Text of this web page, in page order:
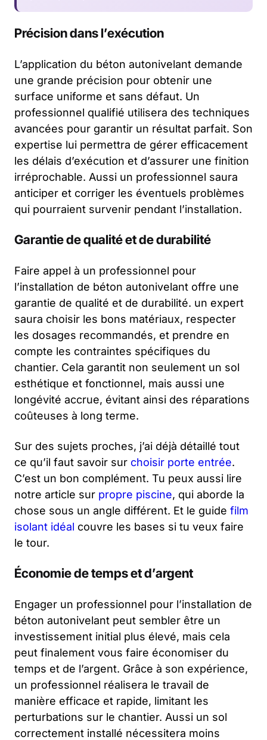
Précision dans l’exécution
L’application du béton autonivelant demande
une grande précision pour obtenir une
surface uniforme et sans défaut. Un
professionnel qualifié utilisera des techniques
avancées pour garantir un résultat parfait. Son
expertise lui permettra de gérer efficacement
les délais d’exécution et d’assurer une finition
irréprochable. Aussi un professionnel saura
anticiper et corriger les éventuels problèmes
qui pourraient survenir pendant l’installation.
Garantie de qualité et de durabilité
Faire appel à un professionnel pour
l’installation de béton autonivelant offre une
garantie de qualité et de durabilité. un expert
saura choisir les bons matériaux, respecter
les dosages recommandés, et prendre en
compte les contraintes spécifiques du
chantier. Cela garantit non seulement un sol
esthétique et fonctionnel, mais aussi une
longévité accrue, évitant ainsi des réparations
coûteuses à long terme.
Sur des sujets proches, j’ai déjà détaillé tout
ce qu’il faut savoir sur choisir porte entrée.
C’est un bon complément. Tu peux aussi lire
notre article sur propre piscine, qui aborde la
chose sous un angle différent. Et le guide film
isolant idéal couvre les bases si tu veux faire
le tour.
Économie de temps et d’argent
Engager un professionnel pour l’installation de
béton autonivelant peut sembler être un
investissement initial plus élevé, mais cela
peut finalement vous faire économiser du
temps et de l’argent. Grâce à son expérience,
un professionnel réalisera le travail de
manière efficace et rapide, limitant les
perturbations sur le chantier. Aussi un sol
correctement installé nécessitera moins